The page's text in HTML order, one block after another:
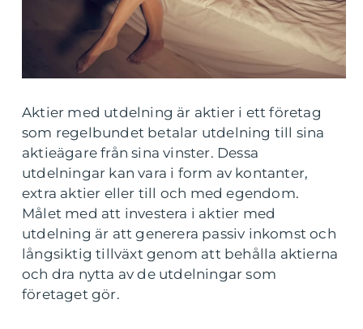
Aktier med utdelning är aktier i ett företag
som regelbundet betalar utdelning till sina
aktieägare från sina vinster. Dessa
utdelningar kan vara i form av kontanter,
extra aktier eller till och med egendom.
Målet med att investera i aktier med
utdelning är att generera passiv inkomst och
långsiktig tillväxt genom att behålla aktierna
och dra nytta av de utdelningar som
företaget gör.